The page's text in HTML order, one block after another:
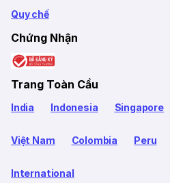
Quy chế
Chứng Nhận
Trang Toàn Cầu
India Indonesia Singapore
Việt Nam Colombia Peru
International